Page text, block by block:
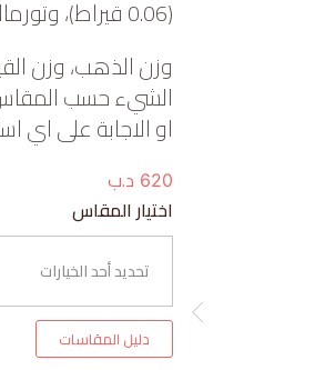
(0.06 قيراط)، وتورمالين وردي (0.08 جرام) تقريبًا.
وزن الذهب، وزن
الشيء حسب المقاس
او الاجابة على اي
620 د.ب
اختيار المقاس
دليل المقاسات